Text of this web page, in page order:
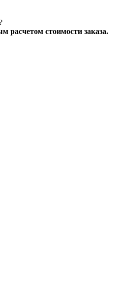
расчетом стоимости заказа.
службу таксі з будь-якого міста